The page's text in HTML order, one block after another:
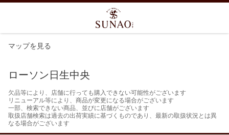
マップを見る
ローソン日生中央
欠品等により、店舗に行っても購入できない可能性がございます
リニューアル等により、商品が変更になる場合がございます
一部、検索できない商品、並びに店舗がございます
取扱店舗検索は過去の出荷実績に基づくものであり、最新の取扱状況とは異
なる場合がございます